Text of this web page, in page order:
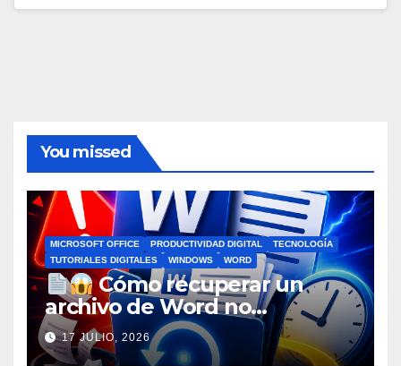
You missed
MICROSOFT OFFICE PRODUCTIVIDAD DIGITAL
TECNOLOGÍA
TUTORIALES DIGITALES
WINDOWS WORD
Cómo recuperar un
archivo de Word no
guardado antes de entrar en
pánico
17 JULIO, 2026